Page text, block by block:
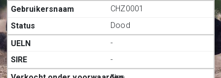
CHZ0001
Dood
-
-